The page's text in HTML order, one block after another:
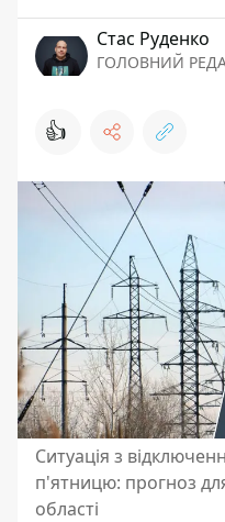
Стас Руденко
ГОЛОВНИЙ
👍
Ситуація з
п'ятницю: прогноз
області